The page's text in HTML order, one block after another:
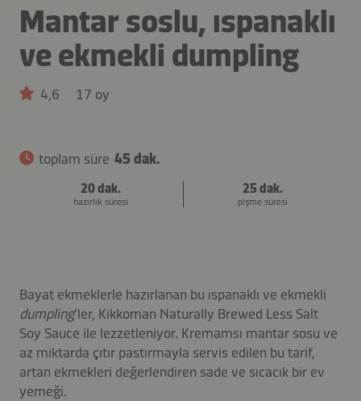
Mantar soslu, ıspanaklı
ve ekmekli dumpling
4,6 17 oy
toplam süre 45 dak.
20 dak.
hazırlık süresi
25 dak.
pişme süresi
Bayat ekmeklerle hazırlanan bu ıspanaklı ve ekmekli
dumpling’ler, Kikkoman Naturally Brewed Less Salt
Soy Sauce ile lezzetleniyor. Kremamsı mantar sosu ve
az miktarda çıtır pastırmayla servis edilen bu tarif,
artan ekmekleri değerlendiren sade ve sıcacık bir ev
yemeği.